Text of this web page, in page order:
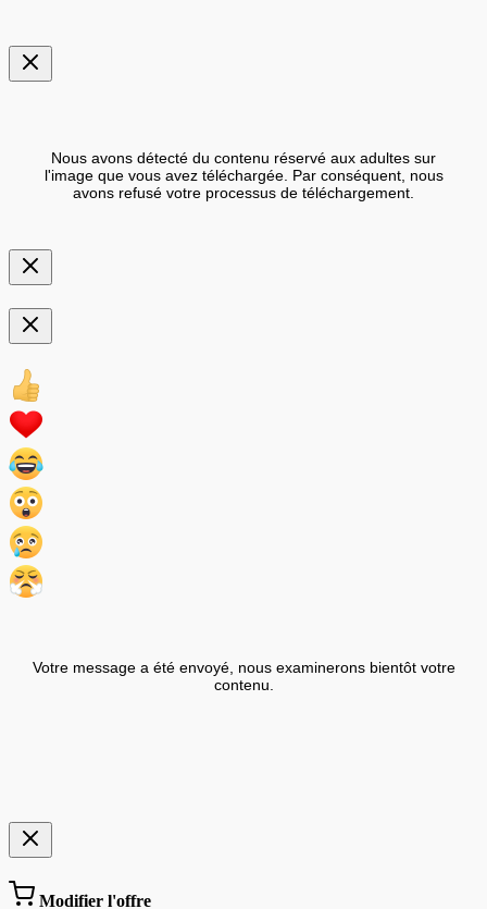
Nous avons détecté du contenu réservé aux adultes sur
l'image que vous avez téléchargée. Par conséquent, nous
avons refusé votre processus de téléchargement.
Votre message a été envoyé, nous examinerons bientôt votre
contenu.
Modifier l'offre